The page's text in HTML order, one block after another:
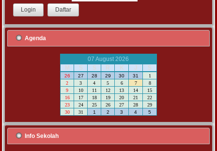
Agenda
07 August 2026
M
S S R K J S
26 27 28 29 30 31
1
2
3 4 5 6 7
8
9
10 11 12 13 14
15
16
17 18 19 20 21
22
23
24 25 26 27 28
29
30
31 1 2 3 4 5
Info Sekolah